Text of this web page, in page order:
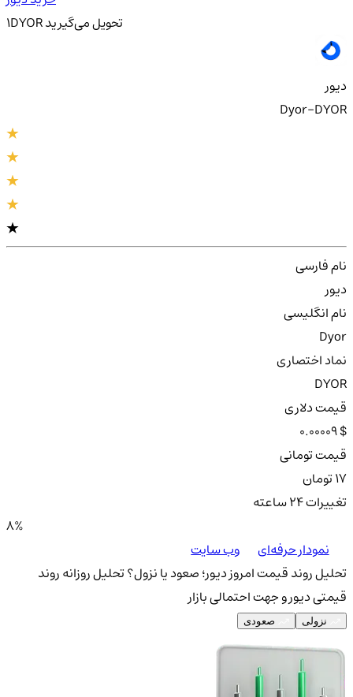
1DYOR تحویلمی‌گیرید
دیور
Dyor-DYOR
نام فارسی
دیور
نام انگلیسی
Dyor
نماد اختصاری
DYOR
قیمت دلاری
0.00009 $
قیمت تومانی
17 تومان
تغییرات ۲۴ ساعته
8%
نمودار حرفه‌ای
وب سایت
تحلیل روند قیمت امروز دیور؛ صعود یا نزول؟تحلیل روزانه روند
قیمتی دیور و جهت احتمالی بازار
نزولی صعودی